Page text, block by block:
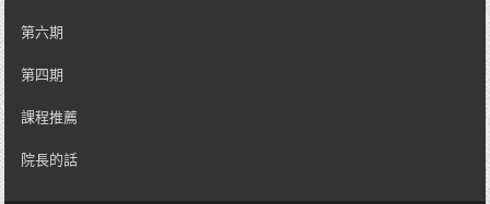
第六期
第四期
課程推薦
院長的話